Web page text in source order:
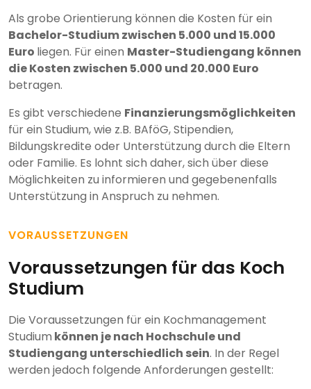
Als grobe Orientierung können die Kosten für ein
Bachelor-Studium zwischen 5.000 und 15.000
Euro liegen. Für einen Master-Studiengang können
die Kosten zwischen 5.000 und 20.000 Euro
betragen.
Es gibt verschiedene Finanzierungsmöglichkeiten
für ein Studium, wie z.B. BAföG, Stipendien,
Bildungskredite oder Unterstützung durch die Eltern
oder Familie. Es lohnt sich daher, sich über diese
Möglichkeiten zu informieren und gegebenenfalls
Unterstützung in Anspruch zu nehmen.
VORAUSSETZUNGEN
Voraussetzungen für das Koch
Studium
Die Voraussetzungen für ein Kochmanagement
Studium können je nach Hochschule und
Studiengang unterschiedlich sein. In der Regel
werden jedoch folgende Anforderungen gestellt: